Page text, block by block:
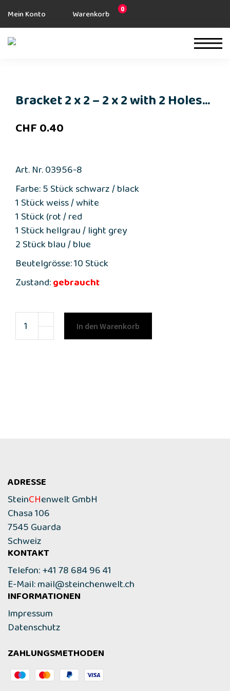
Mein Konto Warenkorb 0
Bracket 2 x 2 – 2 x 2 with 2 Holes...
CHF0.40
Art. Nr. 03956-8
Farbe: 5 Stück schwarz / black
1 Stück weiss / white
1 Stück (rot / red
1 Stück hellgrau / light grey
2 Stück blau / blue
Beutelgrösse: 10 Stück
Zustand:gebraucht
In den Warenkorb
ADRESSE
SteinCHenwelt GmbH
Chasa 106
7545 Guarda
Schweiz
KONTAKT
Telefon: +41 78 684 96 41
E-Mail:mail@steinchenwelt.ch
INFORMATIONEN
Impressum
Datenschutz
ZAHLUNGSMETHODEN